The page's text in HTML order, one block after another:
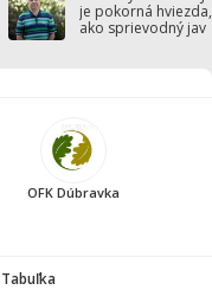
je pokorná
ako sprievodný jav
OFK Dúbravka
Tabuľka